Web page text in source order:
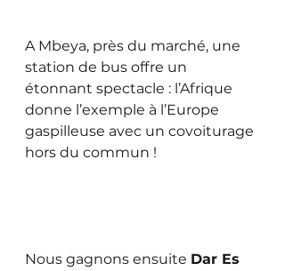
A Mbeya, près du marché, une
station de bus offre un
étonnant spectacle : l’Afrique
donne l’exemple à l’Europe
gaspilleuse avec un covoiturage
hors du commun !
Nous gagnons ensuite Dar Es